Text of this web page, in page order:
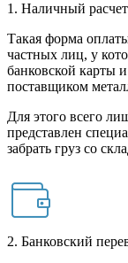
1. Наличный расчет
Такая форма
частных лиц, у
банковской карты
поставщиком
Для этого всего
представлен
забрать груз со
2. Банковский